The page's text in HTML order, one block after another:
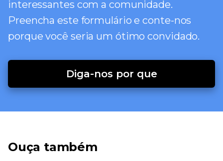
interessantes com a comunidade.
Preencha este formulário e conte-nos
porque você seria um ótimo convidado.
Diga-nos por que
Ouça também